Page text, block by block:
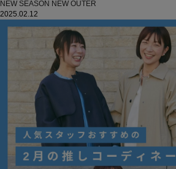
NEW SEASON NEW OUTER
2025.02.12